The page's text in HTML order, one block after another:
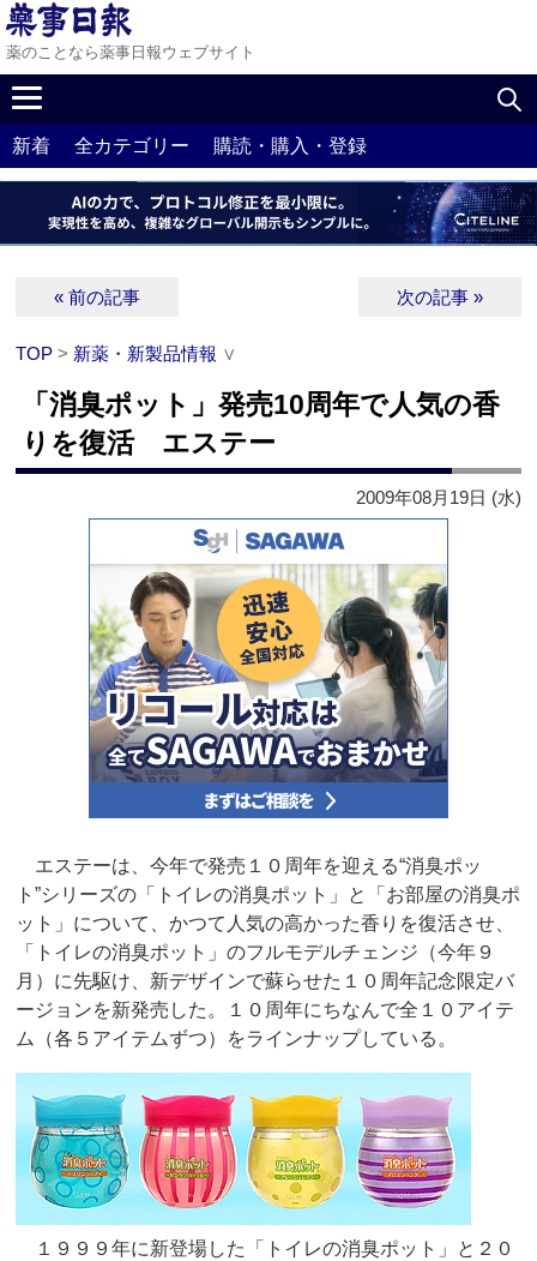
薬のことなら薬事日報ウェブサイト
新着 全カテゴリー 購読・購入・登録
« 前の記事 次の記事 »
TOP > 新薬・新製品情報 ∨
「消臭ポット」発売10周年で人気の香
りを復活 エステー
2009年08月19日 (水)
エステーは、今年で発売１０周年を迎える“消臭ポッ
ト”シリーズの「トイレの消臭ポット」と「お部屋の消臭ポ
ット」について、かつて人気の高かった香りを復活させ、
「トイレの消臭ポット」のフルモデルチェンジ（今年９
月）に先駆け、新デザインで蘇らせた１０周年記念限定バ
ージョンを新発売した。１０周年にちなんで全１０アイテ
ム（各５アイテムずつ）をラインナップしている。
１９９９年に新登場した「トイレの消臭ポット」と２０